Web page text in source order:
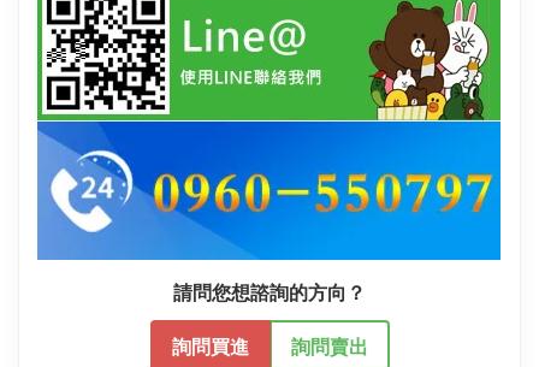
請問您想諮詢的方向？
詢問買進 詢問賣出